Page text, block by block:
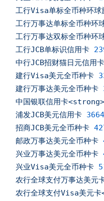
工行Visa单标全币种环球
工行万事达单标全币种环
工行万事达双标全币种环
工行JCB单标识信用卡
中行JCB招财猫日元信用卡
建行Visa美元全币种卡
建行万事达美元全币种卡
中国银联信用卡
浦发JCB美元信用卡 3664
招商JCB美元全币种卡
邮政万事达美元全币种卡
兴业万事达美元全币种卡
兴业Visa美元全币种卡
农行全球支付万事达美元
农行全球支付Visa美元